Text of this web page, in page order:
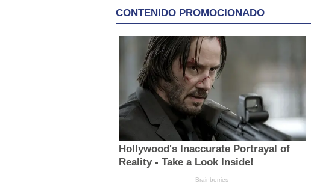
CONTENIDO PROMOCIONADO
Hollywood's Inaccurate Portrayal of
Reality - Take a Look Inside!
Brainberries